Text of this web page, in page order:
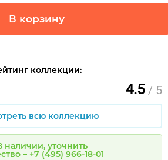
В корзину
коллекции:
4.5 / 5
всю коллекцию
наличии, уточнить
– +7 (495) 966-18-01